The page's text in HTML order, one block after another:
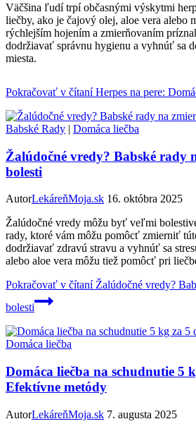
Väčšina ľudí trpí občasnými výskytmi
liečby, ako je čajový olej, aloe vera alebo
rýchlejším hojením a zmierňovaním
dodržiavať správnu hygienu a vyhnúť sa
miesta.
Pokračovať v čítaníHerpes na pere:
Babské Rady | Domáca liečba
Žalúdočné vredy? Babské rady
bolesti
AutorLekáreňMoja.sk 16. októbra 2025
Žalúdočné vredy môžu byť veľmi
rady, ktoré vám môžu pomôcť zmierniť
dodržiavať zdravú stravu a vyhnúť sa
alebo aloe vera môžu tiež pomôcť pri
Pokračovať v čítaníŽalúdočné vredy?
bolesti
Domáca liečba
Domáca liečba na schudnutie 5
Efektívne metódy
AutorLekáreňMoja.sk 7. augusta 2025